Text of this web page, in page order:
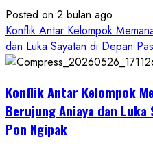
Posted on 2 bulan ago
Konflik Antar Kelompok
dan Luka Sayatan di Depan
Konflik Antar Kelompok
Berujung Aniaya dan Luka
Pon Ngipak